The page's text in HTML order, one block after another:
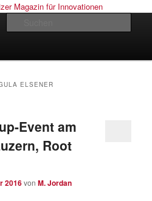
– Das Schweizer
ELSENER
Event am
Root
2016vonM. Jordan